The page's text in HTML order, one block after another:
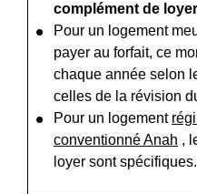
complément de loyer
Pour un logement
payer au forfait, ce
chaque année selon
celles de la révision
Pour un logement
conventionné Anah ,
loyer sont spécifiques.